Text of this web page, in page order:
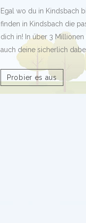
Egal wo du in Kindsbach
finden in Kindsbach die
dich in! In über 3
auch deine sicherlich
Probier es aus